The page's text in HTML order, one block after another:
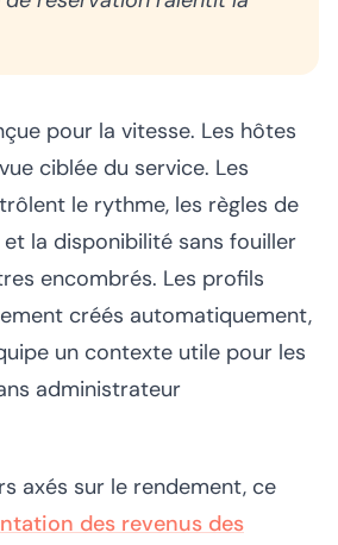
pour la vitesse. Les hôtes
ciblée du service. Les
le rythme, les règles de
la disponibilité sans fouiller
encombrés. Les profils
créés automatiquement,
un contexte utile pour les
administrateur
axés sur le rendement, ce
des revenus des